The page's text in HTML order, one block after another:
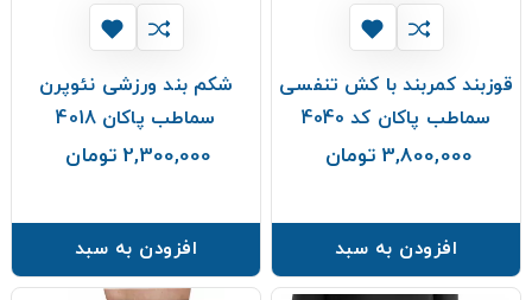
قوزبند کمربند با کش تنفسی
سماطب پاکان کد 4040
3,800,000 تومان
افزودن به سبد
شکم بند ورزشی نئوپرن
سماطب پاکان 4018
2,300,000 تومان
افزودن به سبد